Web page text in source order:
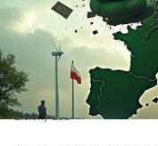
Zielony Ład